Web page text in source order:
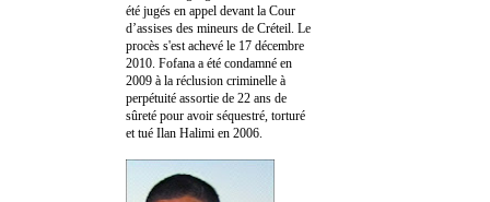
été jugés en appel devant la Cour
d’assises des mineurs de Créteil. Le
procès s'est achevé le 17 décembre
2010. Fofana a été condamné en
2009 à la réclusion criminelle à
perpétuité assortie de 22 ans de
sûreté pour avoir séquestré, torturé
et tué Ilan Halimi en 2006.